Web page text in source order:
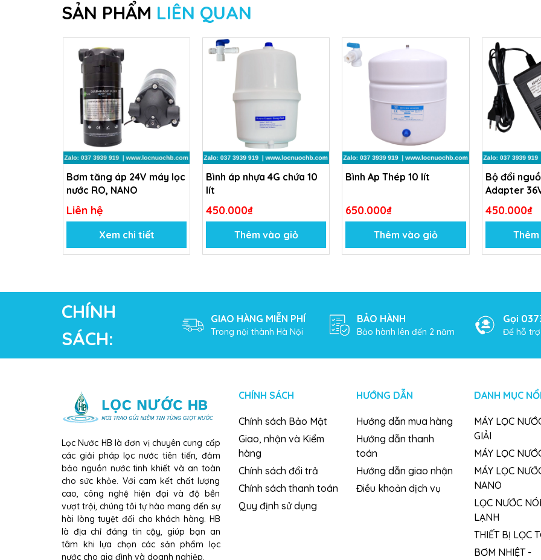
SẢN PHẨM LIÊN QUAN
Bơm tăng áp 24V máy lọc
nước RO, NANO
Liên hệ
Xem chi tiết
Bình áp nhựa 4G chứa 10
lít
450.000₫
Thêm vào giỏ
Bình Ap Thép 10 lít
650.000₫
Thêm vào giỏ
Bộ đổi
Adapter
450.000₫
CHÍNH
SÁCH:
GIAO HÀNG MIỄN PHÍ
Trong nội thành Hà Nội
BẢO HÀNH
Bảo hành lên đến 2 năm
Gọi
Để hỗ
Lọc Nước HB là đơn vị chuyên cung cấp
các giải pháp lọc nước tiên tiến, đảm
bảo nguồn nước tinh khiết và an toàn
cho sức khỏe. Với cam kết chất lượng
cao, công nghệ hiện đại và độ bền
vượt trội, chúng tôi tự hào mang đến sự
hài lòng tuyệt đối cho khách hàng. HB
là địa chỉ đáng tin cậy, giúp bạn an
tâm khi lựa chọn các sản phẩm lọc
nước cho gia đình và doanh nghiệp.
CHÍNH SÁCH
Chính sách Bảo Mật
Giao, nhận và Kiểm
hàng
Chính sách đổi trả
Chính sách thanh toán
Quy định sử dụng
HƯỚNG DẪN
Hướng dẫn mua hàng
Hướng dẫn thanh
toán
Hướng dẫn giao nhận
Điều khoản dịch vụ
DANH MỤC
MÁY LỌC
GIẢI
MÁY LỌC
MÁY LỌC
NANO
LỌC NƯỚC
LẠNH
THIẾT BỊ LỌC
BƠM NHIỆT -